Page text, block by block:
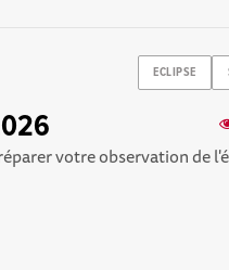
ECLIPSE
votre observation de